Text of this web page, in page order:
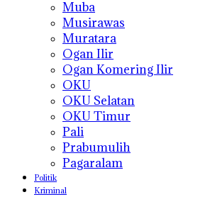
Muba
Musirawas
Muratara
Ogan Ilir
Ogan Komering Ilir
OKU
OKU Selatan
OKU Timur
Pali
Prabumulih
Pagaralam
Politik
Kriminal